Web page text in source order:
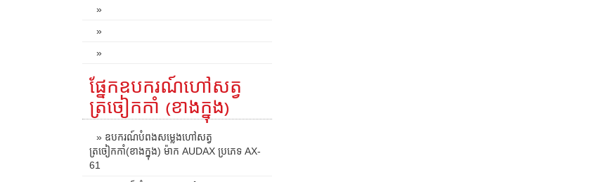
»
»
»
ផ្នែកឧបករណ៍ហៅសត្វ
ត្រចៀកកាំ (ខាងក្នុង)
» ឧបករណ៍បំពងសម្លេងហៅសត្វ
ត្រចៀកកាំ(ខាងក្នុង) ម៉ាក AUDAX ប្រភេទ AX-
61